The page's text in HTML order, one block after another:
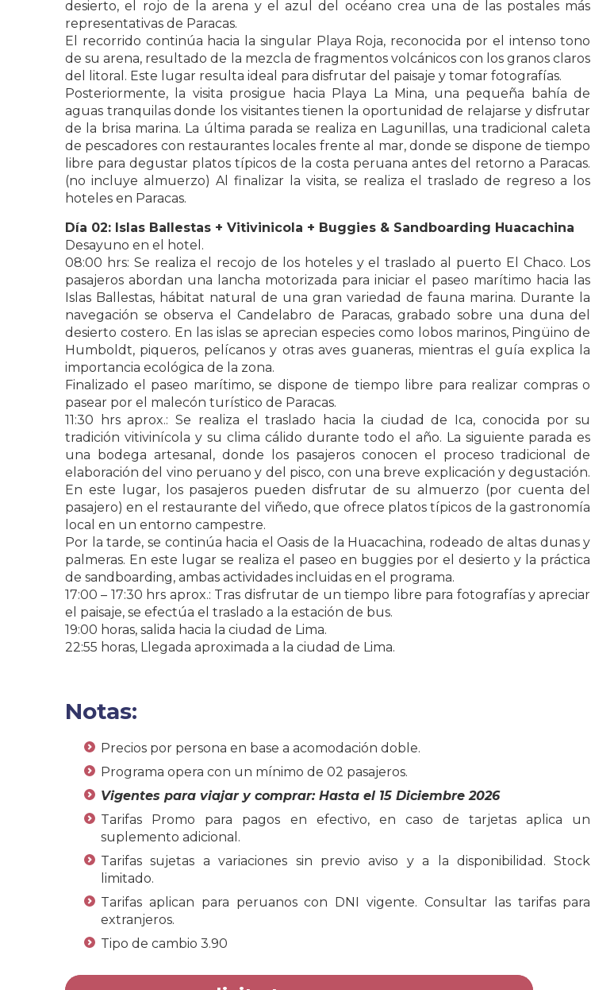
desierto, el rojo de la arena y el azul del océano crea una de las postales más
representativas de Paracas.
El recorrido continúa hacia la singular Playa Roja, reconocida por el intenso tono
de su arena, resultado de la mezcla de fragmentos volcánicos con los granos claros
del litoral. Este lugar resulta ideal para disfrutar del paisaje y tomar fotografías.
Posteriormente, la visita prosigue hacia Playa La Mina, una pequeña bahía de
aguas tranquilas donde los visitantes tienen la oportunidad de relajarse y disfrutar
de la brisa marina. La última parada se realiza en Lagunillas, una tradicional caleta
de pescadores con restaurantes locales frente al mar, donde se dispone de tiempo
libre para degustar platos típicos de la costa peruana antes del retorno a Paracas.
(no incluye almuerzo) Al finalizar la visita, se realiza el traslado de regreso a los
hoteles en Paracas.
Día 02: Islas Ballestas + Vitivinicola + Buggies & Sandboarding Huacachina
Desayuno en el hotel.
08:00 hrs: Se realiza el recojo de los hoteles y el traslado al puerto El Chaco. Los
pasajeros abordan una lancha motorizada para iniciar el paseo marítimo hacia las
Islas Ballestas, hábitat natural de una gran variedad de fauna marina. Durante la
navegación se observa el Candelabro de Paracas, grabado sobre una duna del
desierto costero. En las islas se aprecian especies como lobos marinos, Pingüino de
Humboldt, piqueros, pelícanos y otras aves guaneras, mientras el guía explica la
importancia ecológica de la zona.
Finalizado el paseo marítimo, se dispone de tiempo libre para realizar compras o
pasear por el malecón turístico de Paracas.
11:30 hrs aprox.: Se realiza el traslado hacia la ciudad de Ica, conocida por su
tradición vitivinícola y su clima cálido durante todo el año. La siguiente parada es
una bodega artesanal, donde los pasajeros conocen el proceso tradicional de
elaboración del vino peruano y del pisco, con una breve explicación y degustación.
En este lugar, los pasajeros pueden disfrutar de su almuerzo (por cuenta del
pasajero) en el restaurante del viñedo, que ofrece platos típicos de la gastronomía
local en un entorno campestre.
Por la tarde, se continúa hacia el Oasis de la Huacachina, rodeado de altas dunas y
palmeras. En este lugar se realiza el paseo en buggies por el desierto y la práctica
de sandboarding, ambas actividades incluidas en el programa.
17:00 – 17:30 hrs aprox.: Tras disfrutar de un tiempo libre para fotografías y apreciar
el paisaje, se efectúa el traslado a la estación de bus.
19:00 horas, salida hacia la ciudad de Lima.
22:55 horas, Llegada aproximada a la ciudad de Lima.
Notas:
Precios por persona en base a acomodación doble.
Programa opera con un mínimo de 02 pasajeros.
Vigentes para viajar y comprar: Hasta el 15 Diciembre 2026
Tarifas Promo para pagos en efectivo, en caso de tarjetas aplica un
suplemento adicional.
Tarifas sujetas a variaciones sin previo aviso y a la disponibilidad. Stock
limitado.
Tarifas aplican para peruanos con DNI vigente. Consultar las tarifas para
extranjeros.
Tipo de cambio 3.90